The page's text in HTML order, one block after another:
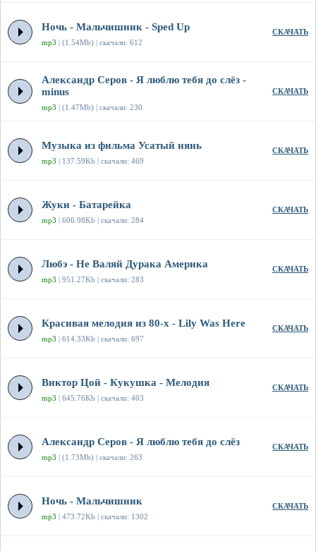
Ночь - Мальчишник - Sped Up
mp3 | (1.54Mb) | скачали: 612
СКАЧАТЬ
Александр Серов - Я люблю тебя до слёз -
minus
mp3 | (1.47Mb) | скачали: 230
СКАЧАТЬ
Музыка из фильма Усатый нянь
mp3 | 137.59Kb | скачали: 469
СКАЧАТЬ
Жуки - Батарейка
mp3 | 606.98Kb | скачали: 284
СКАЧАТЬ
Любэ - Не Валяй Дурака Америка
mp3 | 951.27Kb | скачали: 283
СКАЧАТЬ
Красивая мелодия из 80-х - Lily Was Here
mp3 | 614.33Kb | скачали: 697
СКАЧАТЬ
Виктор Цой - Кукушка - Мелодия
mp3 | 645.76Kb | скачали: 403
СКАЧАТЬ
Александр Серов - Я люблю тебя до слёз
mp3 | (1.73Mb) | скачали: 263
СКАЧАТЬ
Ночь - Мальчишник
mp3 | 473.72Kb | скачали: 1302
СКАЧАТЬ